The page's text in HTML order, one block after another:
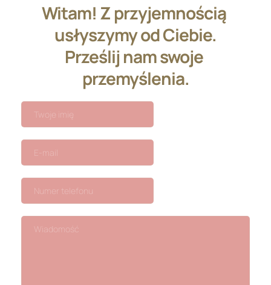
Witam! Z przyjemnością
usłyszymy od Ciebie.
Prześlij nam swoje
przemyślenia.